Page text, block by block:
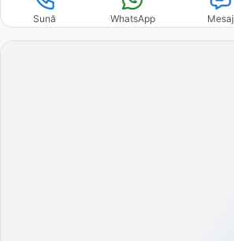
Sună WhatsApp Mesaj